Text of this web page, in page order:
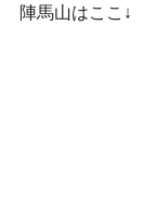
陣馬山はここ↓